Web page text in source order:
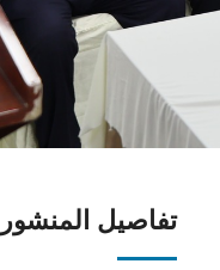
تفاصيل المنشور